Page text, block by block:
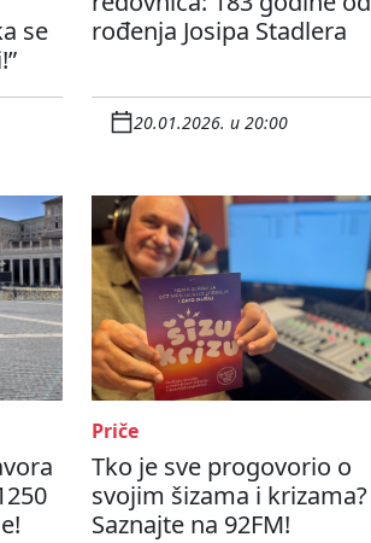
se
rođenja Josipa Stadlera
20.01.2026. u 20:00
Priče
Tko je sve progovorio o
svojim šizama i krizama?
Saznajte na 92FM!